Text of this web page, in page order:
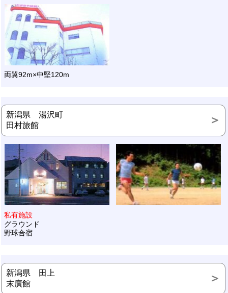
両翼92m×中堅120m
新潟県 湯沢町
田村旅館
私有施設
グラウンド
野球合宿
新潟県 田上
末廣館